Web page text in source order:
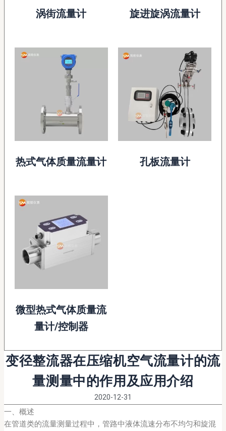
涡街流量计 旋进旋涡流量计
热式气体质量流量计 孔板流量计
微型热式气体质量流
量计/控制器
变径整流器在压缩机空气流量计的流
量测量中的作用及应用介绍
2020-12-31
一、概述
在管道类的流量测量过程中，管路中液体流速分布不均匀和旋混